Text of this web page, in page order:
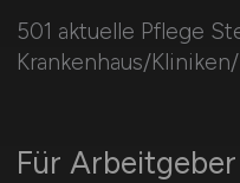
501 aktuelle Pflege
Krankenhaus/
Für Arbeitgeber